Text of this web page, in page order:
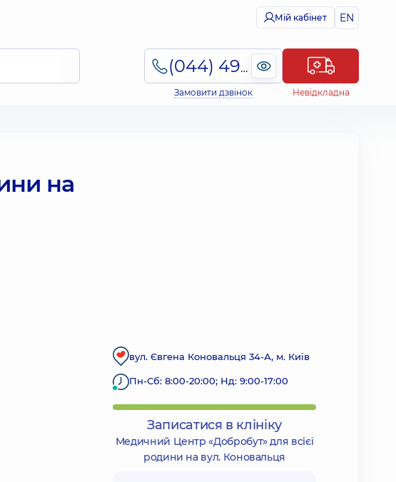
Мій кабінет EN
(044) 495-2-888
Замовити дзвінок Невідкладна
на
вул. Євгена Коновальця 34-А, м. Київ
Пн-Сб: 8:00-20:00; Нд: 9:00-17:00
Записатися в клініку
Медичний Центр «Добробут» для всієї
родини на вул. Коновальця